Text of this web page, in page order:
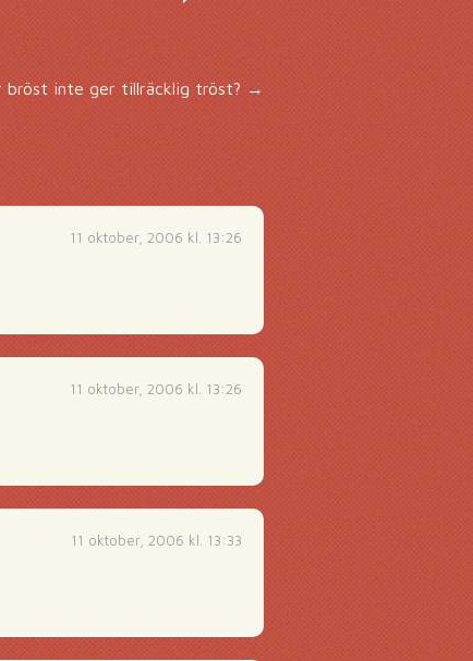
bröst inte ger tillräcklig tröst?→
11 oktober, 2006 kl. 13:26
11 oktober, 2006 kl. 13:26
11 oktober, 2006 kl. 13:33